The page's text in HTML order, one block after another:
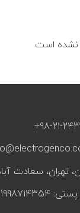
نشده است.
+98-21-
تهران، سعادت‌
1998714354